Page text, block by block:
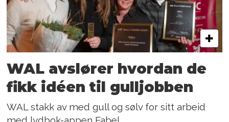
WAL avslører hvordan de
fikk idéen til gulljobben
WAL stakk av med gull og sølv for sitt arbeid